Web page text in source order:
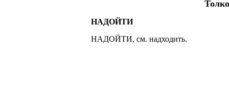
НАДОЙТИ
НАДОЙТИ, см. надходить.